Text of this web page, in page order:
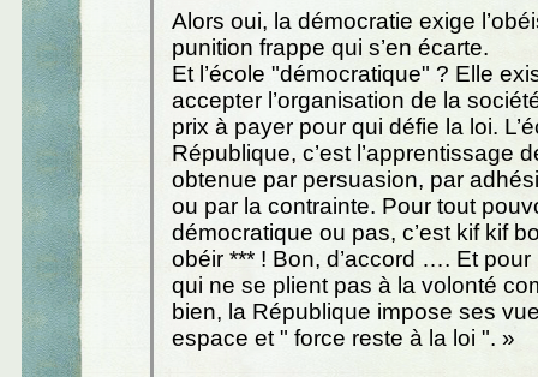
Alors oui, la démocratie exige
punition frappe qui s’en écarte.
Et l’école "démocratique" ? Elle
accepter l’organisation de la
prix à payer pour qui défie la loi.
République, c’est l’apprentissage
obtenue par persuasion, par
ou par la contrainte. Pour tout
démocratique ou pas, c’est kif kif
obéir *** ! Bon, d’accord …. Et
qui ne se plient pas à la volonté
bien, la République impose ses
espace et " force reste à la loi ". »